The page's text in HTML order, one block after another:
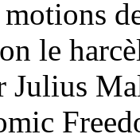
le
Julius